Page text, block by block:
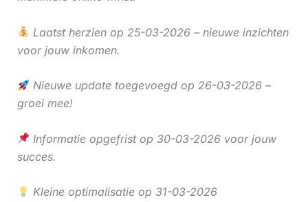
Laatst herzien op 25-03-2026 – nieuwe inzichten
voor jouw inkomen.
Nieuwe update toegevoegd op 26-03-2026 –
groei mee!
Informatie opgefrist op 30-03-2026 voor jouw
succes.
Kleine optimalisatie op 31-03-2026